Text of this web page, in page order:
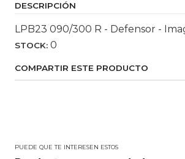
DESCRIPCIÓN
LPB23 090/300 R - Defensor -
STOCK: 0
COMPARTIR ESTE PRODUCTO
PUEDE QUE TE INTERESEN ESTOS